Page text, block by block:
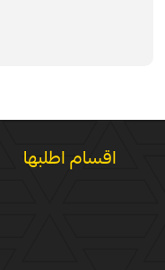
اقسام اطلبها